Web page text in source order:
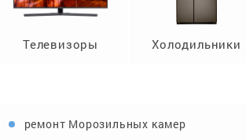
Телевизоры Холодильники
ремонт Морозильных камер